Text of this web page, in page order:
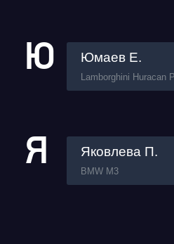
Ю Юмаев Е.
Я Яковлева П.
BMW M3